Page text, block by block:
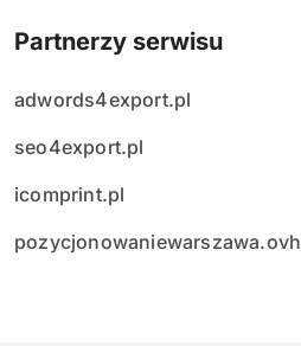
Partnerzy serwisu
adwords4export.pl
seo4export.pl
icomprint.pl
pozycjonowaniewarszawa.ovh